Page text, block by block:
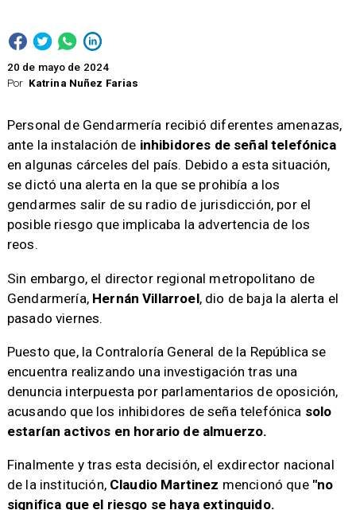
Por Katrina Nuñez Farias
20 de mayo de 2024
Personal de Gendarmería recibió diferentes amenazas,
ante la instalación de inhibidores de señal telefónica
en algunas cárceles del país. Debido a esta situación,
se dictó una alerta en la que se prohibía a los
gendarmes salir de su radio de jurisdicción, por el
posible riesgo que implicaba la advertencia de los
reos.
Sin embargo, el director regional metropolitano de
Gendarmería, Hernán Villarroel, dio de baja la alerta el
pasado viernes.
Puesto que, la Contraloría General de la República se
encuentra realizando una investigación tras una
denuncia interpuesta por parlamentarios de oposición,
acusando que los inhibidores de seña telefónica solo
estarían activos en horario de almuerzo.
Finalmente y tras esta decisión, el exdirector nacional
de la institución, Claudio Martinez mencionó que "no
significa que el riesgo se haya extinguido.